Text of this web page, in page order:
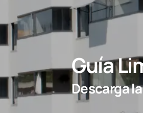
Guía
Descarga